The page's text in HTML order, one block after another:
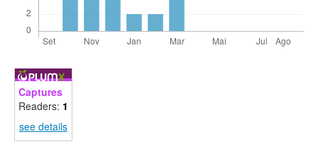
Captures
Readers: 1
see details